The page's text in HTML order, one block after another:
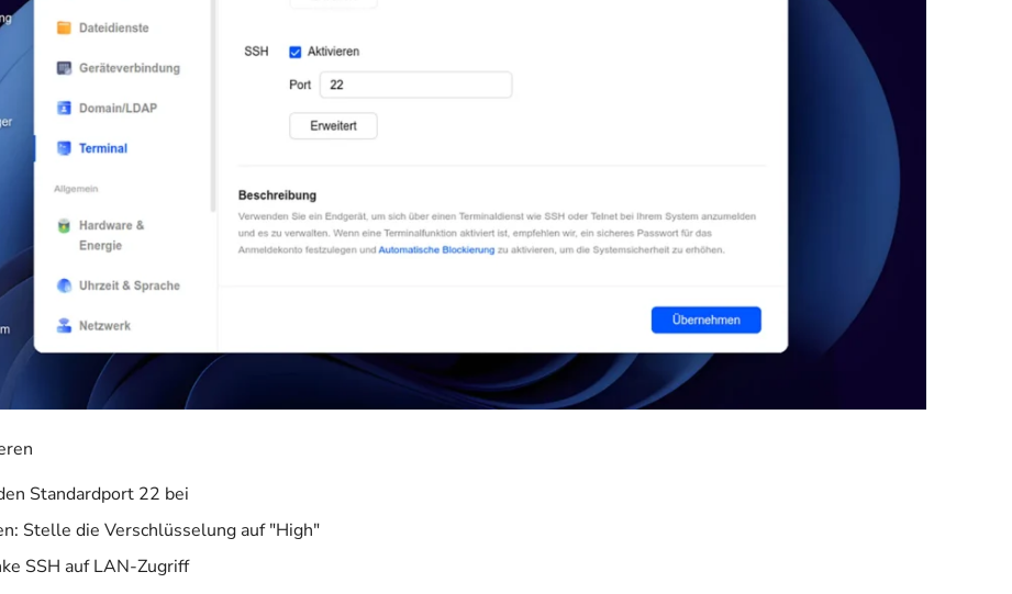
Standardport 22 bei
Stelle die Verschlüsselung auf "High"
SSH auf LAN-Zugriff